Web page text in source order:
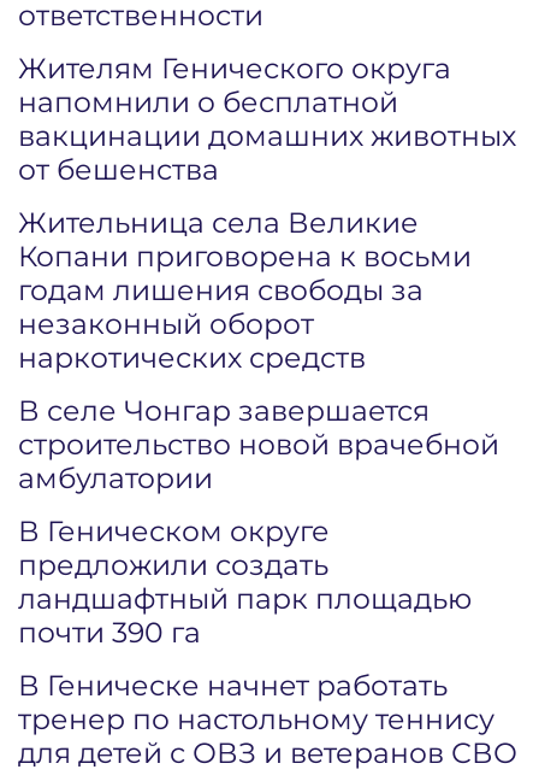
ответственности
Жителям Генического округа
напомнили о бесплатной
вакцинации домашних животных
от бешенства
Жительница села Великие
Копани приговорена к восьми
годам лишения свободы за
незаконный оборот
наркотических средств
В селе Чонгар завершается
строительство новой врачебной
амбулатории
В Геническом округе
предложили создать
ландшафтный парк площадью
почти 390 га
В Геническе начнет работать
тренер по настольному теннису
для детей с ОВЗ и ветеранов СВО